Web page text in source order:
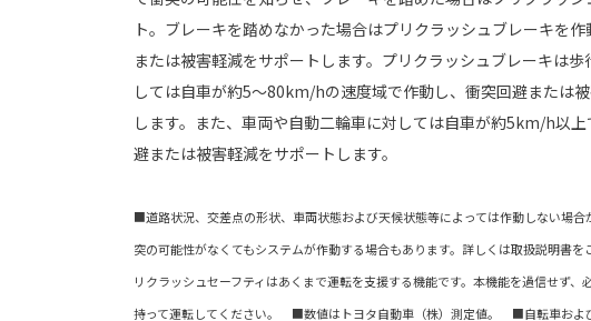
ト。ブレーキを踏めなかった場合はプリクラッシュブレーキを
または被害軽減をサポートします。プリクラッシュブレーキは歩
しては自車が約5〜80km/hの速度域で作動し、衝突回避または
します。また、車両や自動二輪車に対しては自車が約5km/h以
避または被害軽減をサポートします。
■道路状況、交差点の形状、車両状態および天候状態等によっては作動しない場合
突の可能性がなくてもシステムが作動する場合もあります。詳しくは取扱説明書
リクラッシュセーフティはあくまで運転を支援する機能です。本機能を過信せず、
持って運転してください。 ■数値はトヨタ自動車（株）測定値。 ■自転車およ